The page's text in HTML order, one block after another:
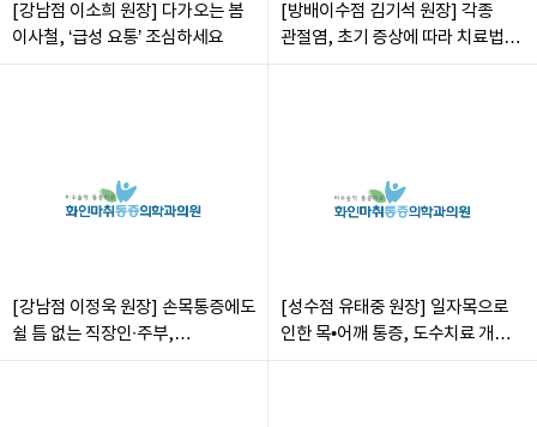
[강남점 이소희 원장] 다가오는 봄
이사철, ‘급성 요통’ 조심하세요
[방배이수점 김기석 원장] 각종
관절염, 초기 증상에 따라 치료법
[강남점 이정욱 원장] 손목통증에도
쉴 틈 없는 직장인∙주부,
[성수점 유태중 원장] 일자목으로
인한 목•어깨 통증, 도수치료 개선